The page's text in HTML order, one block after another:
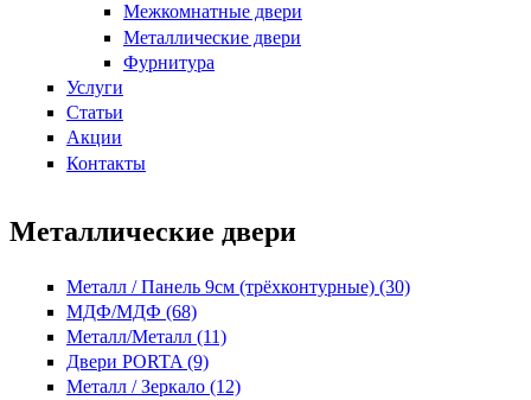
Межкомнатные двери
Металлические двери
Фурнитура
Услуги
Статьи
Акции
Контакты
Металлические двери
Металл / Панель 9см (трёхконтурные) (30)
МДФ/МДФ (68)
Металл/Металл (11)
Двери PORTA (9)
Металл / Зеркало (12)